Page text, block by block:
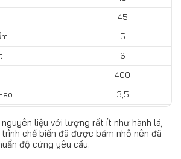
45
5
6
400
3,5
liệu với lượng rất ít như hành lá,
chế biến đã được băm nhỏ nên đã
độ cứng yêu cầu.